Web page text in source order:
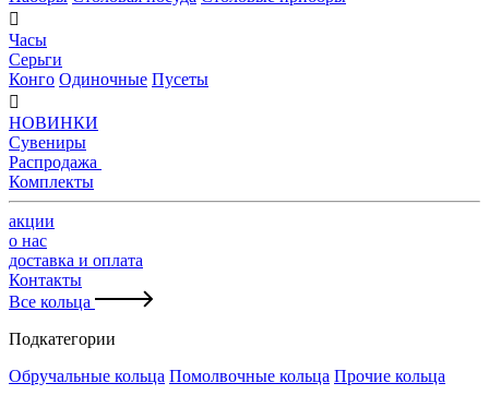

Часы
Серьги
Конго Одиночные Пусеты

НОВИНКИ
Сувениры
Распродажа
Комплекты
акции
о нас
доставка и оплата
Контакты
Все кольца
Подкатегории
Обручальные кольца Помолвочные кольца Прочие кольца